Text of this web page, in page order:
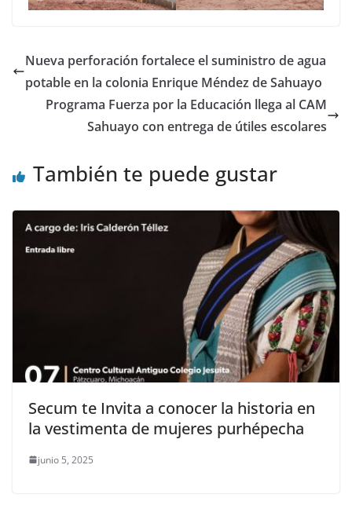
Nueva perforación fortalece el suministro de agua
potable en la colonia Enrique Méndez de Sahuayo
Programa Fuerza por la Educación llega al CAM
Sahuayo con entrega de útiles escolares
También te puede gustar
Secum te Invita a conocer la historia en
la vestimenta de mujeres purhépecha
junio 5, 2025